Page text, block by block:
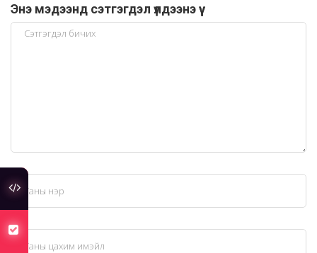
Энэ мэдээнд сэтгэгдэл үлдээнэ үү
туслах холбоос
хуулийн төсөлд санал авч байна